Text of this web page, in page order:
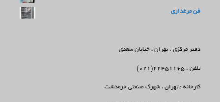
فن مرغداری
دفتر مرکزی : تهران ، خیابان سعدی
تلفن : 22451165(021)
کارخانه : تهران ، شهرک صنعتی خرمدشت